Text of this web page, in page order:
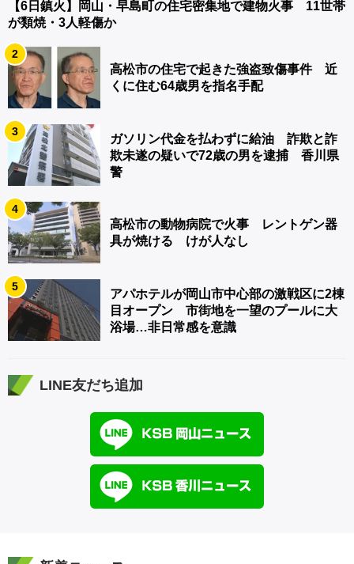
【6日鎮火】岡山・早島町の住宅密集地で建物火事 11世帯
が類焼・3人軽傷か
2
高松市の住宅で起きた強盗致傷事件 近
くに住む64歳男を指名手配
3
ガソリン代金を払わずに給油 詐欺と詐
欺未遂の疑いで72歳の男を逮捕 香川県
警
4
高松市の動物病院で火事 レントゲン器
具が焼ける けが人なし
5
アパホテルが岡山市中心部の激戦区に2棟
目オープン 市街地を一望のプールに大
浴場…非日常感を意識
LINE友だち追加